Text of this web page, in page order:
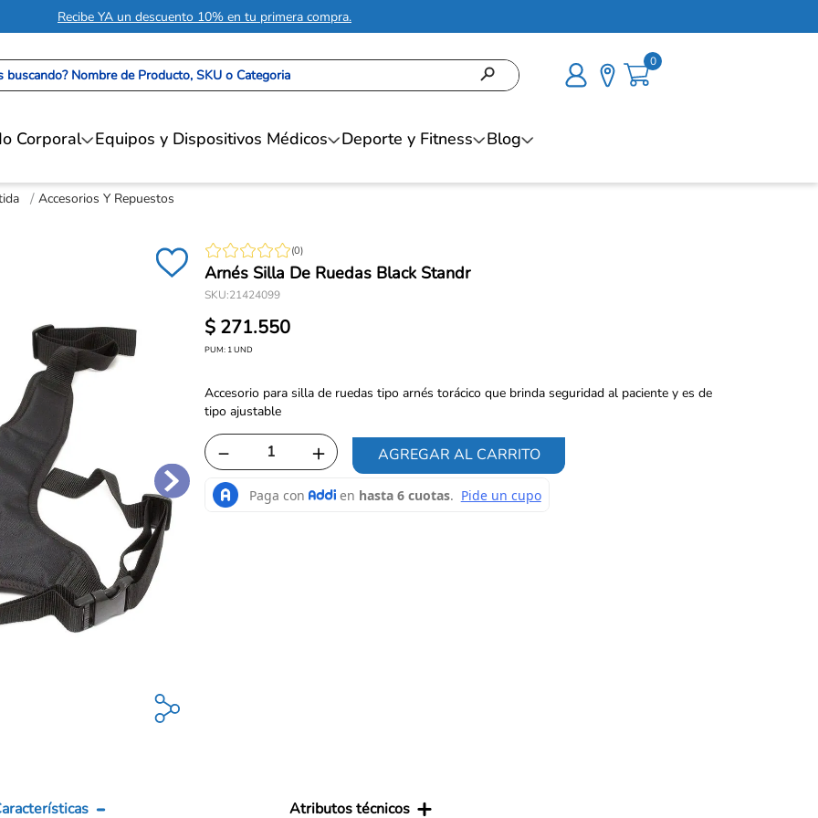
Recibe YA un descuento 10% en tu primera compra.
Nombre de Producto, SKU o Categoria 0
Corporal Equipos y Dispositivos Médicos Deporte y Fitness Blog
Accesorios Y Repuestos
(0)
Arnés Silla De Ruedas Black Standr
SKU:21424099
$ 271.550
PUM: 1UND
Accesorio para silla de ruedas tipo arnés torácico que brinda seguridad al paciente y es de
tipo ajustable
＋
－ AGREGAR AL CARRITO
Atributos técnicos